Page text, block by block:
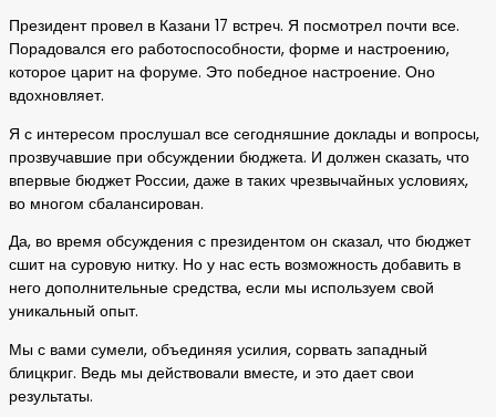
Президент провел в Казани 17 встреч. Я посмотрел почти все.
Порадовался его работоспособности, форме и настроению,
которое царит на форуме. Это победное настроение. Оно
вдохновляет.
Я с интересом прослушал все сегодняшние доклады и вопросы,
прозвучавшие при обсуждении бюджета. И должен сказать, что
впервые бюджет России, даже в таких чрезвычайных условиях,
во многом сбалансирован.
Да, во время обсуждения с президентом он сказал, что бюджет
сшит на суровую нитку. Но у нас есть возможность добавить в
него дополнительные средства, если мы используем свой
уникальный опыт.
Мы с вами сумели, объединяя усилия, сорвать западный
блицкриг. Ведь мы действовали вместе, и это дает свои
результаты.